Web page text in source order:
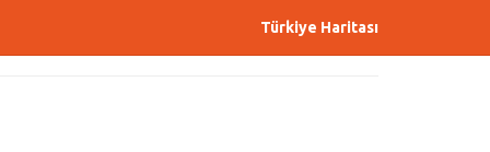
Türkiye Haritası